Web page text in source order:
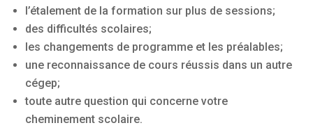
l’étalement de la formation sur plus de sessions;
des difficultés scolaires;
les changements de programme et les préalables;
une reconnaissance de cours réussis dans un autre
cégep;
toute autre question qui concerne votre
cheminement scolaire.